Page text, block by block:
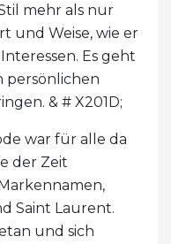
mehr als nur
und Weise, wie er
Es geht
persönlichen
& # X201D;
war für alle da
der Zeit
Saint Laurent.
und sich